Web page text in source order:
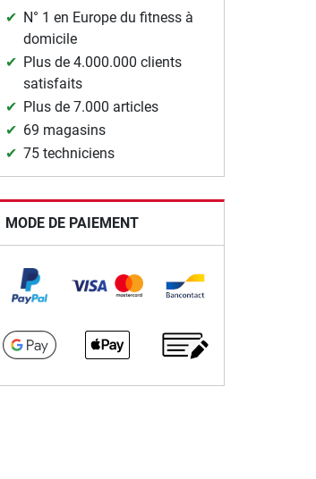
N° 1 en Europe du fitness à
domicile
Plus de 4.000.000 clients
satisfaits
Plus de 7.000 articles
69 magasins
75 techniciens
MODE DE PAIEMENT